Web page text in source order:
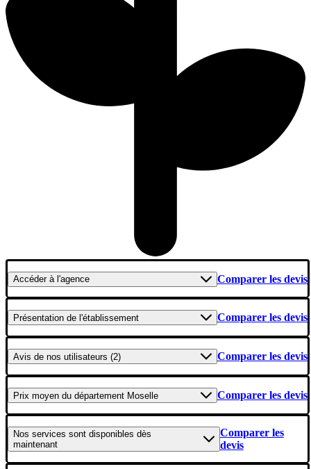
Accéderà l'agence Comparer les devis
Présentation de l'établissement Comparer les devis
Avis de nos utilisateurs (2) Comparer les devis
Prix moyen du département Moselle Comparer les devis
Nos services sont disponibles dès
maintenant
Comparer les
devis